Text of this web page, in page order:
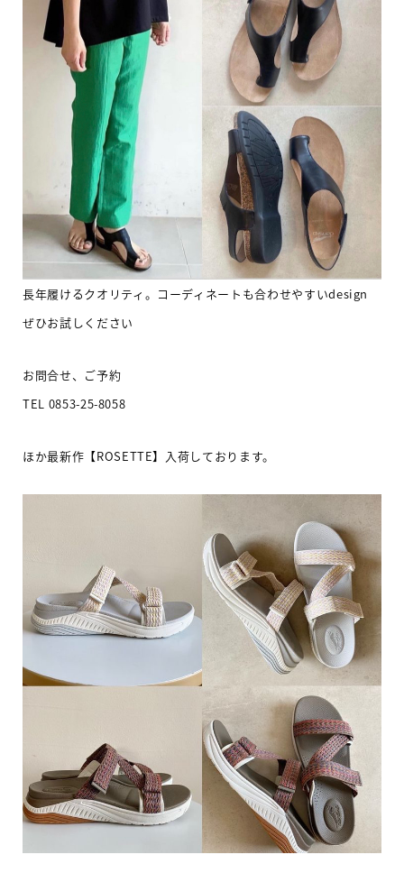
長年履けるクオリティ。コーディネートも合わせやすいdesign
ぜひお試しください
お問合せ、ご予約
TEL 0853-25-8058
ほか最新作【ROSETTE】入荷しております。